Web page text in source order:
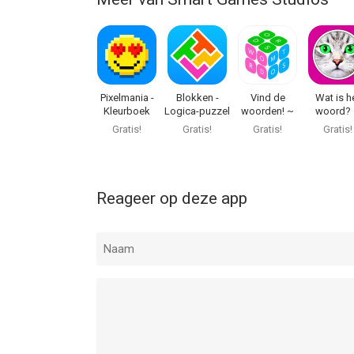
Pixelmania -
Kleurboek
Gratis!
Blokken -
Logica-puzzel
Gratis!
Vind de
woorden! ~
Woordspellen
Gratis!
Wat is
woord?
Gratis
Gratis!
Reageer op deze app